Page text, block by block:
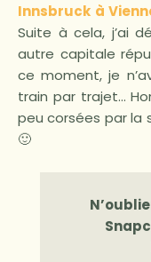
Innsbruck à
Suite à cela, j’ai
autre capitale
ce moment, je
train par trajet…
peu corsées par la
🙂